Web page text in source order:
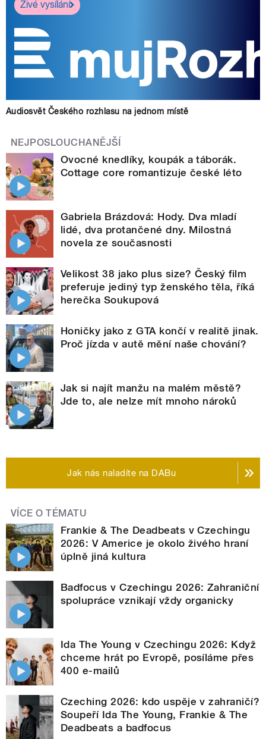
Živé vysílání
Audiosvět Českého rozhlasu na jednom místě
NEJPOSLOUCHANĚJŠÍ
Ovocné knedlíky, koupák a táborák.
Cottage core romantizuje české léto
Gabriela Brázdová: Hody. Dva mladí
lidé, dva protančené dny. Milostná
novela ze současnosti
Velikost 38 jako plus size? Český film
preferuje jediný typ ženského těla, říká
herečka Soukupová
Honičky jako z GTA končí v realitě jinak.
Proč jízda v autě mění naše chování?
Jak si najít manžu na malém městě?
Jde to, ale nelze mít mnoho nároků
Jak nás naladíte na DABu
VÍCE O TÉMATU
Frankie & The Deadbeats v Czechingu
2026: V Americe je okolo živého hraní
úplně jiná kultura
Badfocus v Czechingu 2026: Zahraniční
spolupráce vznikají vždy organicky
Ida The Young v Czechingu 2026: Když
chceme hrát po Evropě, posíláme přes
400 e-mailů
Czeching 2026: kdo uspěje v zahraničí?
Soupeří Ida The Young, Frankie & The
Deadbeats a badfocus